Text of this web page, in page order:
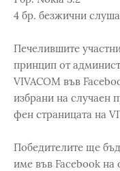
4 бр. безжични
Печелившите
принцип от
VIVACOM във
избрани на случаен
фен страницата на
Победителите ще
име във Facebook на